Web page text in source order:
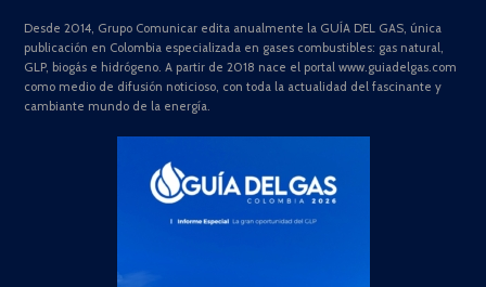
Desde 2014, Grupo Comunicar edita anualmente la GUÍA DEL GAS, única
publicación en Colombia especializada en gases combustibles: gas natural,
GLP, biogás e hidrógeno. A partir de 2018 nace el portal www.guiadelgas.com
como medio de difusión noticioso, con toda la actualidad del fascinante y
cambiante mundo de la energía.